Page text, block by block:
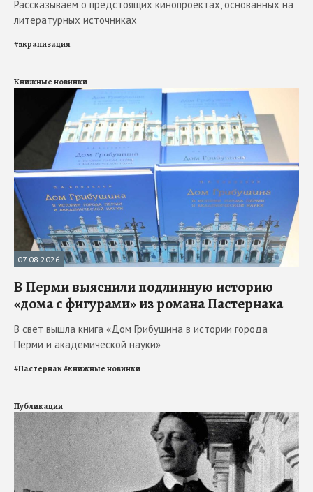
Рассказываем о предстоящих кинопроектах, основанных на
литературных источниках
#экранизация
Книжные новинки
07.08.2026
В Перми выяснили подлинную историю
«дома с фигурами» из романа Пастернака
В свет вышла книга «Дом Грибушина в истории города
Перми и академической науки»
#Пастернак#книжные новинки
Публикации